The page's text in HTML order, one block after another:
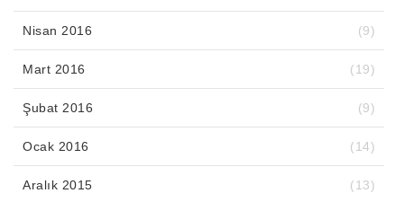
Nisan 2016 (9)
Mart 2016 (19)
Şubat 2016 (9)
Ocak 2016 (14)
Aralık 2015 (13)